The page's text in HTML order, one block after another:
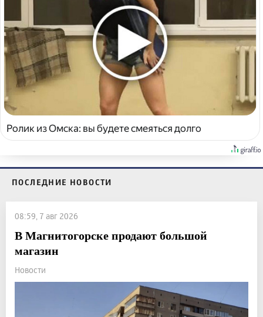
Ролик из Омска: вы будете смеяться долго
ПОСЛЕДНИЕ НОВОСТИ
08:59, 7 авг 2026
В Магнитогорске продают большой
магазин
Новости